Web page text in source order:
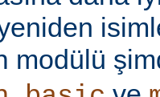
modülü